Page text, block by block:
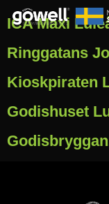
ICA Maxi
Ringgatans
Kioskpiraten
Godishuset